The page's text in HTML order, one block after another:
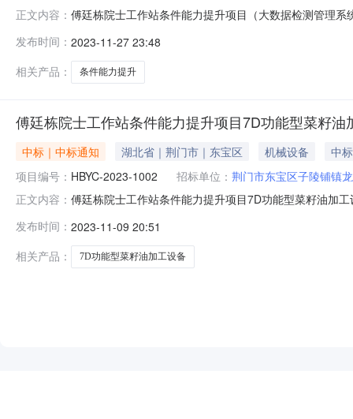
正文内容： 傅廷栋院士工作站条件能力提升项目（大数据检测管理
参加。一、项目概况：1、项目编号：HBYC-2023-
3、服务内容：包括平台软件开发、
发布时间： 2023-11-27 23:48
相关产品：
条件能力提升
傅廷栋院士工作站条件能力提升项目7D功能型菜籽油
中标｜中标通知 湖北省｜荆门市｜东宝区 机械设备
中
项目编号： HBYC-2023-1002 招标单位： 荆门市东宝区子陵铺镇
正文内容： 傅廷栋院士工作站条件能力提升项目7D功能型菜籽油加
50.0000000（万元）四、主要标的信息序号供应商名称
油加工设备采购采
发布时间： 2023-11-09 20:51
相关产品：
7D功能型菜籽油加工设备